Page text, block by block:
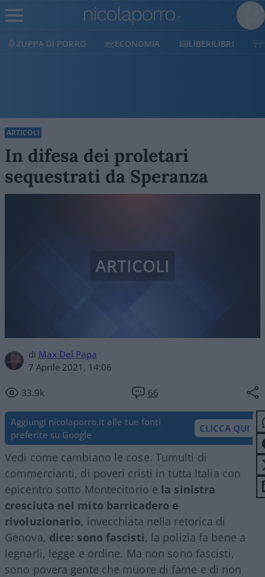
ECONOMIA LIBERILIBRI SHOP SOSTIENICI
ARTICOLI
In difesa dei proletari
sequestrati da Speranza
di Max Del Papa
7 Aprile 2021, 14:06
33.9k 66
ARTICOLI
Aggiungi nicolaporro.it alle tue fonti
preferite su Google
CLICCA QUI
Vedi come cambiano le cose. Tumulti di
commercianti, di poveri cristi in tutta Italia con
epicentro sotto Montecitorio e la sinistra
cresciuta nel mito barricadero e
rivoluzionario, invecchiata nella retorica di
Genova, dice: sono fascisti, la polizia fa bene a
legnarli, legge e ordine. Ma non sono fascisti,
sono povera gente che muore di fame e di non